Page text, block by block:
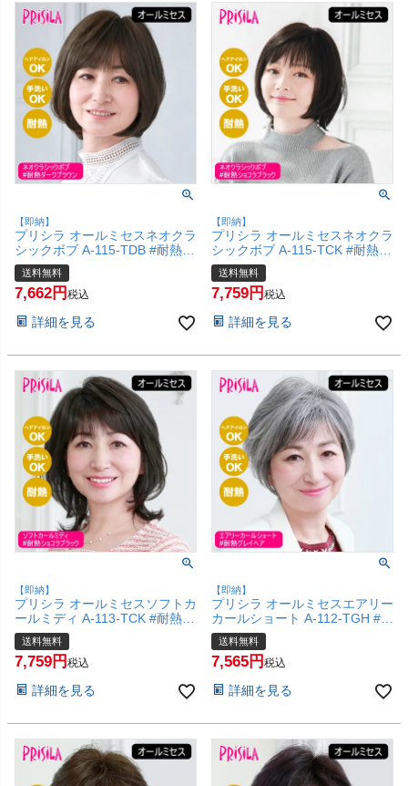
【即納】
プリシラ オールミセスネオクラ
シックボブ A-115-TDB #耐熱ダ
ークブラウン 【医療用 フルウ
ィッグ かつら 和装 シニア 白髪
隠し 自然 簡単 お手軽 初心者向
【宅配便送料無料】(6057704)
送料無料
7,662 税込
詳細を見る
【即納】
プリシラ オールミセスネオクラ
シックボブ A-115-TCK #耐熱シ
ョコラブラック 【医療用 フル
ウィッグ かつら 和装 シニア 白
髪隠し 自然 簡単 お手軽 初心者
い】【宅配便送料無料】
送料無料
7,759 税込
詳細を見る
【即納】
プリシラ オールミセスソフトカ
ールミディ A-113-TCK #耐熱シ
ョコラブラック 【医療用 フル
ウィッグ かつら 和装 シニア 白
髪隠し 自然 簡単 お手軽 初心者
い】【宅配便送料無料】
送料無料
7,759 税込
詳細を見る
【即納】
プリシラ オールミセスエアリー
カールショート A-112-TGH #
耐熱グレイヘア 【医療用 フル
ウィッグ かつら 和装 シニア 白
髪隠し 自然 簡単 お手軽 初心者
い】【宅配便送料無料】
送料無料
7,565 税込
詳細を見る